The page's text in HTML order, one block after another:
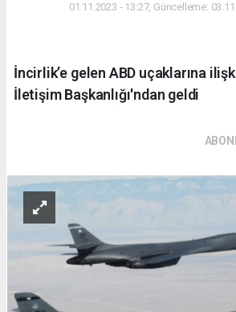
01.11.2023 - 13:27, Güncelleme:
İncirlik’e gelen ABD uçaklarına
İletişim Başkanlığı'ndan geldi